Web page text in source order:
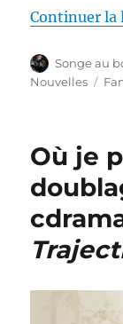
Continuer la
Auteur
Songe au
Nouvelles
Où je